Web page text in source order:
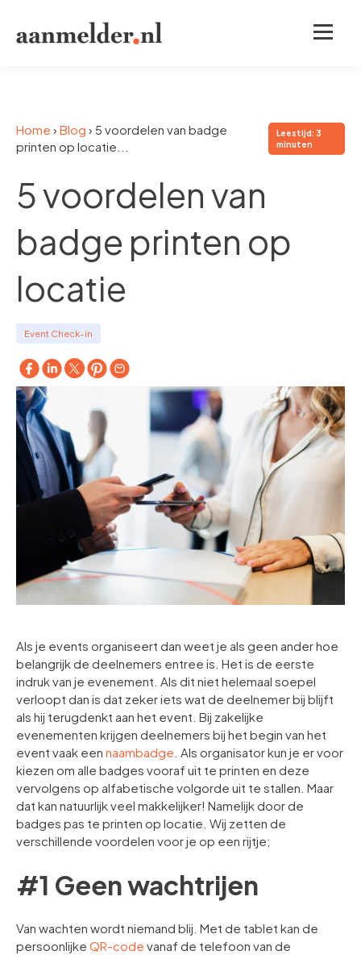
Home › Blog › 5 voordelen van badge
printen op locatie...
Leestijd: 3
minuten
5 voordelen van
badge printen op
locatie
Event Check-in
Als je events organiseert dan weet je als geen ander hoe
belangrijk de deelnemers entree is. Het is de eerste
indruk van je evenement. Als dit niet helemaal soepel
verloopt dan is dat zeker iets wat de deelnemer bij blijft
als hij terugdenkt aan het event. Bij zakelijke
evenementen krijgen deelnemers bij het begin van het
event vaak een naambadge . Als organisator kun je er voor
kiezen om alle badges vooraf uit te printen en deze
vervolgens op alfabetische volgorde uit te stallen. Maar
dat kan natuurlijk veel makkelijker! Namelijk door de
badges pas te printen op locatie. Wij zetten de
verschillende voordelen voor je op een rijtje;
#1 Geen wachtrijen
Van wachten wordt niemand blij. Met de tablet kan de
persoonlijke QR-code vanaf de telefoon van de